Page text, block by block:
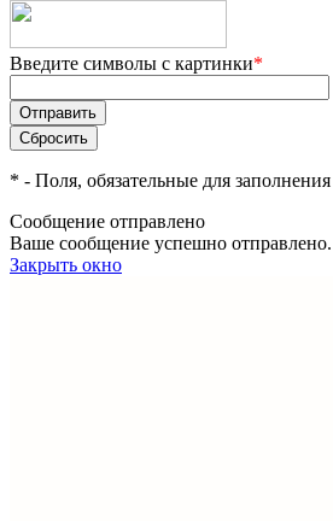
Введите символы с картинки*
* - Поля, обязательные для заполнения
Сообщение отправлено
Ваше сообщение успешно
Закрыть окно